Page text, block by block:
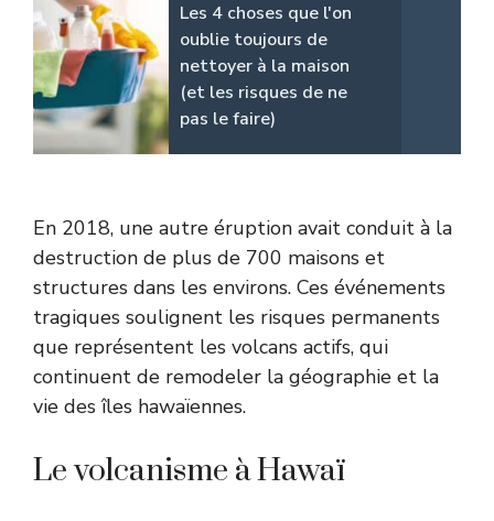
Les 4 choses que l'on
oublie toujours de
nettoyer à la maison
(et les risques de ne
pas le faire)
En 2018, une autre éruption avait conduit à la
destruction de plus de 700 maisons et
structures dans les environs. Ces événements
tragiques soulignent les risques permanents
que représentent les volcans actifs, qui
continuent de remodeler la géographie et la
vie des îles hawaïennes.
Le volcanisme à Hawaï